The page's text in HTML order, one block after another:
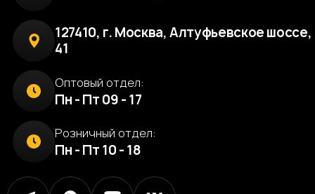
127410, г. Москва, Алтуфьевское шоссе,
41
Оптовый отдел:
Пн - Пт 09 - 17
Розничный отдел:
Пн - Пт 10 - 18